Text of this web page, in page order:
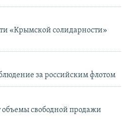
«Крымской солидарности»
за российским флотом
объемы свободной продажи